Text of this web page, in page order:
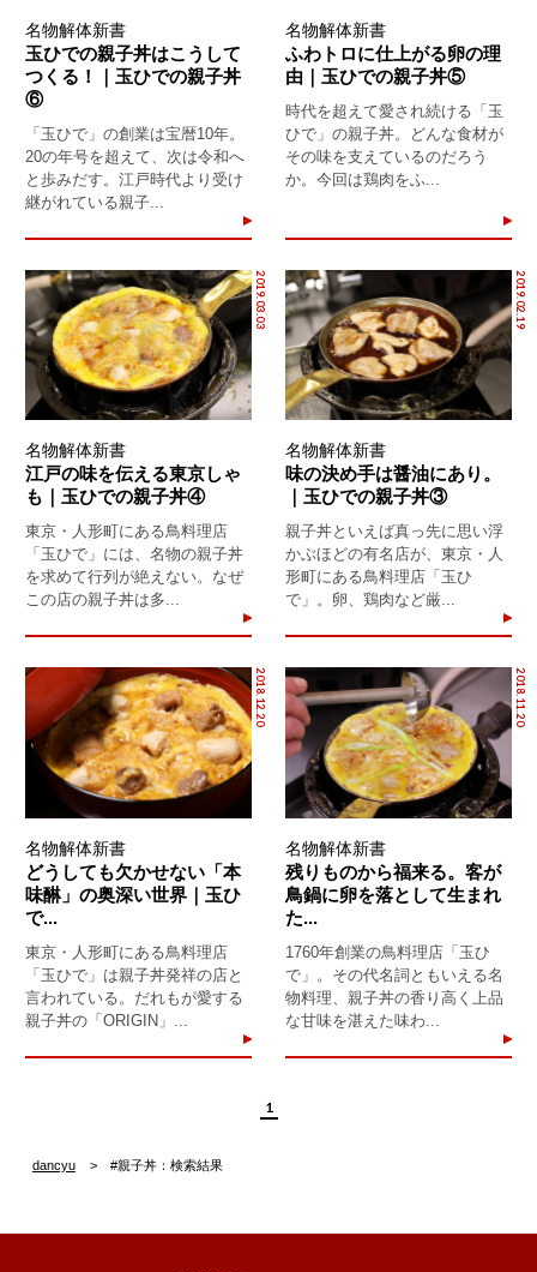
名物解体新書
玉ひでの親子丼はこうして
つくる！｜玉ひでの親子丼
⑥
「玉ひで」の創業は宝暦10年。
20の年号を超えて、次は令和へ
と歩みだす。江戸時代より受け
継がれている親子...
名物解体新書
ふわトロに仕上がる卵の理
由｜玉ひでの親子丼⑤
時代を超えて愛され続ける「玉
ひで」の親子丼。どんな食材が
その味を支えているのだろう
か。今回は鶏肉をふ...
2019.03.03
名物解体新書
江戸の味を伝える東京しゃ
も｜玉ひでの親子丼④
東京・人形町にある鳥料理店
「玉ひで」には、名物の親子丼
を求めて行列が絶えない。なぜ
この店の親子丼は多...
2019.02.19
名物解体新書
味の決め手は醤油にあり。
｜玉ひでの親子丼③
親子丼といえば真っ先に思い浮
かぶほどの有名店が、東京・人
形町にある鳥料理店「玉ひ
で」。卵、鶏肉など厳...
2018.12.20
名物解体新書
どうしても欠かせない「本
味醂」の奥深い世界｜玉ひ
で...
東京・人形町にある鳥料理店
「玉ひで」は親子丼発祥の店と
言われている。だれもが愛する
親子丼の「ORIGIN」...
2018.11.20
名物解体新書
残りものから福来る。客が
鳥鍋に卵を落として生まれ
た...
1760年創業の鳥料理店「玉ひ
で」。その代名詞ともいえる名
物料理、親子丼の香り高く上品
な甘味を湛えた味わ...
1
dancyu #親子丼：検索結果